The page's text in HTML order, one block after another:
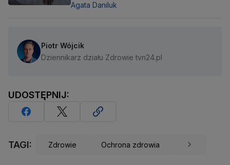
Agata Daniluk
Piotr Wójcik
Dziennikarz działu Zdrowie tvn24.pl
UDOSTĘPNIJ:
TAGI: Zdrowie Ochrona zdrowia